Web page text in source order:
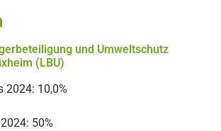
und Umweltschutz
(LBU)
2024: 10,0%
50%